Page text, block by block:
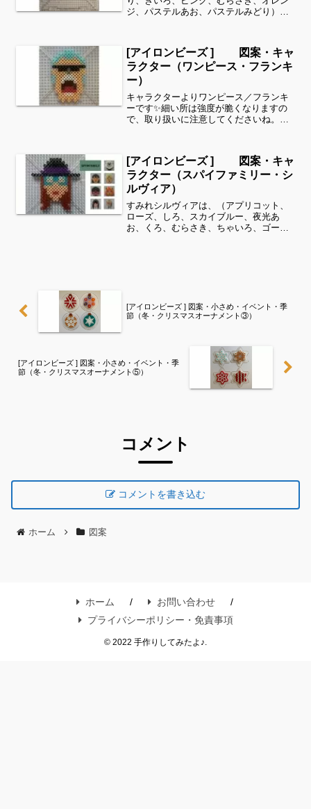
ジ、パステルあお、パステルみどり）
ク、とうめい、あおみどり）全てパーラ
ービーズを使用しました✨...
[アイロンビーズ ] 図案・キャ
ラクター（ワンピース・フランキ
ー）
キャラクターよりワンピース／フランキ
ーです✨細い所は強度が脆くなりますの
で、取り扱いに注意してくださいね。こ
難しい時は、ある程度の形を先に作って
あげて、「○色だけ埋めて...
[アイロンビーズ ] 図案・キャ
ラクター（スパイファミリー・シ
ルヴィア）
すみれシルヴィアは、（アプリコット、
ローズ、しろ、スカイブルー、夜光あ
お、くろ、むらさき、ちゃいろ、ゴール
[アイロンビーズ ] 図案・小さめ・イベント・季
節（冬・クリスマスオーナメント③）
[アイロンビーズ ] 図案・小さめ・イベント・季
節（冬・クリスマスオーナメント⑤）
コメント
コメントを書き込む
ホーム 図案
ホーム
お問い合わせ
プライバシーポリシー・免責事項
© 2022 手作りしてみたよ♪.